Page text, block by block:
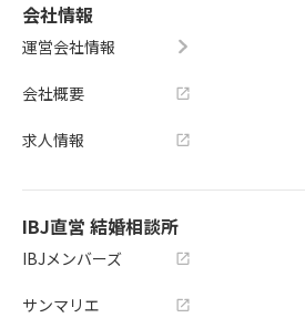
会社情報
運営会社情報
会社概要
求人情報
IBJ直営 結婚相談所
IBJメンバーズ
サンマリエ